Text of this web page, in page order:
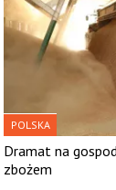
POLSKA
Dramat na
zbożem